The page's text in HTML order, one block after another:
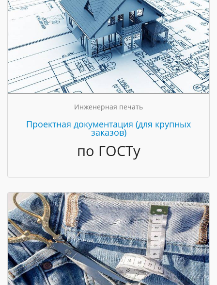
Инженерная печать
Проектная документация (для крупных
заказов)
по ГОСТу